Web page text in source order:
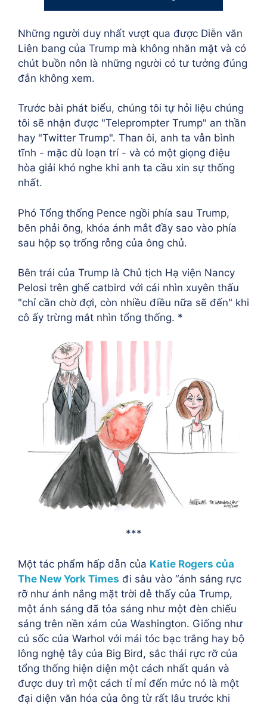
Những người duy nhất vượt qua được Diễn văn
Liên bang của Trump mà không nhăn mặt và có
chút buồn nôn là những người có tư tưởng đúng
đắn không xem.
Trước bài phát biểu, chúng tôi tự hỏi liệu chúng
tôi sẽ nhận được "Teleprompter Trump" an thần
hay "Twitter Trump". Than ôi, anh ta vẫn bình
tĩnh - mặc dù loạn trí - và có một giọng điệu
hòa giải khó nghe khi anh ta cầu xin sự thống
nhất.
Phó Tổng thống Pence ngồi phía sau Trump,
bên phải ông, khóa ánh mắt đầy sao vào phía
sau hộp sọ trống rỗng của ông chủ.
Bên trái của Trump là Chủ tịch Hạ viện Nancy
Pelosi trên ghế catbird với cái nhìn xuyên thấu
"chỉ cần chờ đợi, còn nhiều điều nữa sẽ đến" khi
cô ấy trừng mắt nhìn tổng thống. *
***
Một tác phẩm hấp dẫn của Katie Rogers của
The New York Times đi sâu vào “ánh sáng rực
rỡ như ánh nắng mặt trời dễ thấy của Trump,
một ánh sáng đã tỏa sáng như một đèn chiếu
sáng trên nền xám của Washington. Giống như
cú sốc của Warhol với mái tóc bạc trắng hay bộ
lông nghệ tây của Big Bird, sắc thái rực rỡ của
tổng thống hiện diện một cách nhất quán và
được duy trì một cách tỉ mỉ đến mức nó là một
đại diện văn hóa của ông từ rất lâu trước khi